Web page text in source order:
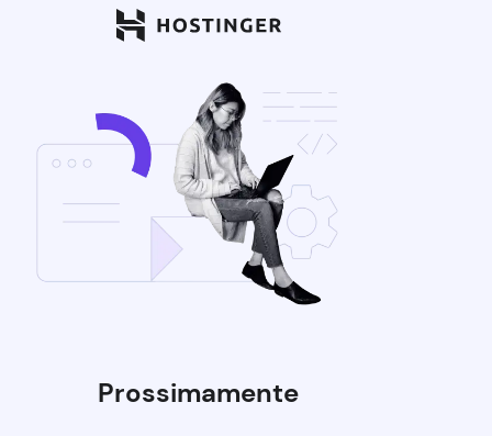
Prossimamente